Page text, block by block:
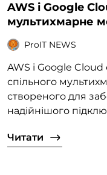
AWS і Google
мультихмарне
ProIT NEWS
AWS і Google
спільного
створеного для
надійнішого
Читати